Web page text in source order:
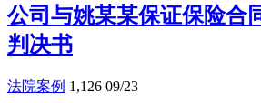
公司与姚某某保证保险合
判决书
法院案例 1,126 09/23